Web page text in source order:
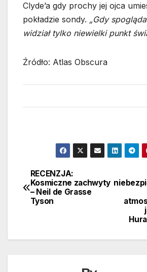
Clyde’a gdy prochy jej ojca
pokładzie sondy. „Gdy
widział tylko niewielki punkt
Źródło: Atlas Obscura
Nawigacja
wpisu
RECENZJA:
Kosmiczne zachwyty
– Neil de Grasse
Tyson